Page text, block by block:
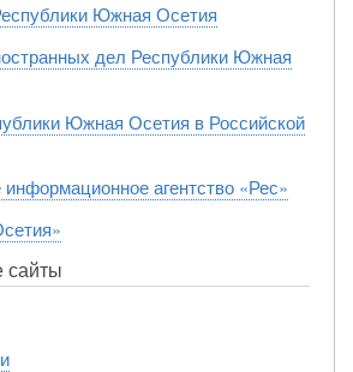
Южная Осетия
дел Республики Южная
Южная Осетия в Российской
информационное агентство «Рес»
сайты